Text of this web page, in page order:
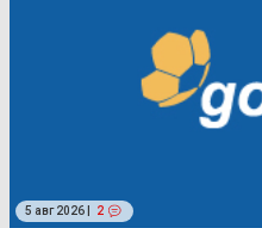
5 авг 2026 | 2